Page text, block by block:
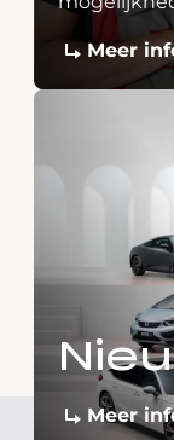
Meer
Meer